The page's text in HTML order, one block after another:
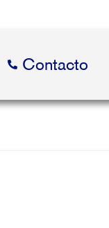
Contacto